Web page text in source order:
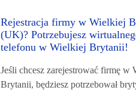
Rejestracja firmy w Wielkiej
(UK)? Potrzebujesz
telefonu w Wielkiej Brytanii!
Jeśli chcesz zarejestrować firmę w
Brytanii, będziesz potrzebował